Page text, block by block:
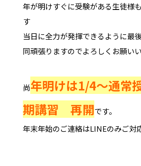
年が明けすぐに受験がある生徒様
す
当日に全力が発揮できるように最
同頑張りますのでよろしくお願いい
尚年明けは1/4～通常
期講習 再開です。
年末年始のご連絡はLINEのみご対